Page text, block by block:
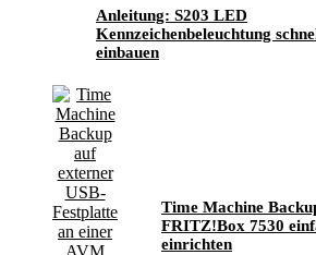
Anleitung: S203 LED
Kennzeichenbeleuchtung
einbauen
Time Machine
FRITZ!Box 7530
einrichten